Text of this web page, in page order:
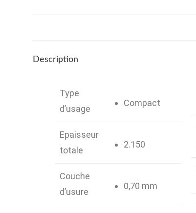
Description
Type
d’usage
Compact
Epaisseur
totale
2.150
Couche
d’usure
0,70 mm